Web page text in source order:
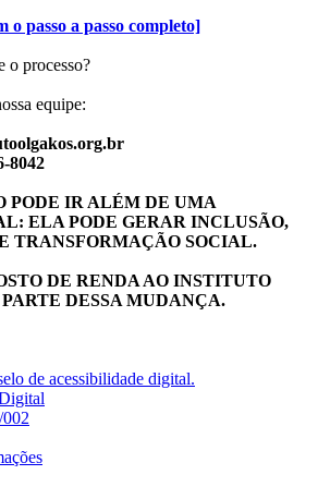
o passo a passo completo]
o processo?
equipe:
8042
PODE IR ALÉM DE UMA
ELA PODE GERAR INCLUSÃO,
TRANSFORMAÇÃO SOCIAL.
DE RENDA AO INSTITUTO
DESSA MUDANÇA.